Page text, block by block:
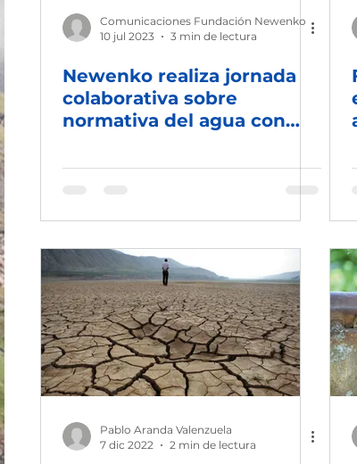
Comunicaciones Fundación Newenko
10 jul 2023
3 min de lectura
Newenko realiza jornada
colaborativa sobre
normativa del agua con
Petorca
Pablo Aranda Valenzuela
7 dic 2022
2 min de lectura